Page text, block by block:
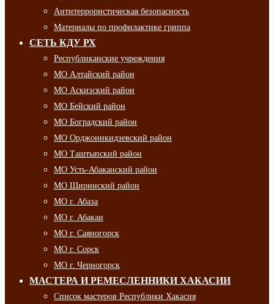
Антитеррористическая безопасность
Материалы по профилактике гриппа
СЕТЬ КДУ РХ
Республиканские учреждения
МО Алтайский район
МО Аскизский район
МО Бейский район
МО Боградский район
МО Орджоникидзевский район
МО Таштыпский район
МО Усть-Абаканский район
МО Ширинский район
МО г. Абаза
МО г. Абакан
МО г. Саяногорск
МО г. Сорск
МО г. Черногорск
МАСТЕРА И РЕМЕСЛЕННИКИ ХАКАСИИ
Список мастеров Республики Хакасия